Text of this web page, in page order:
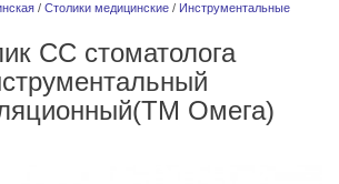
/ Столики медицинские / Инструментальные
СС стоматолога
Омега)